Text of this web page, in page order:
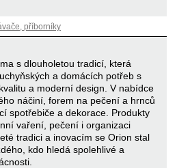
příborníky
s dlouholetou tradicí, která
a domácích potřeb s
a moderní design. V nabídce
náčiní, forem na pečení a hrnců
spotřebiče a dekorace. Produkty
vaření, pečení i organizaci
tradici a inovacím se Orion stal
kdo hledá spolehlivé a